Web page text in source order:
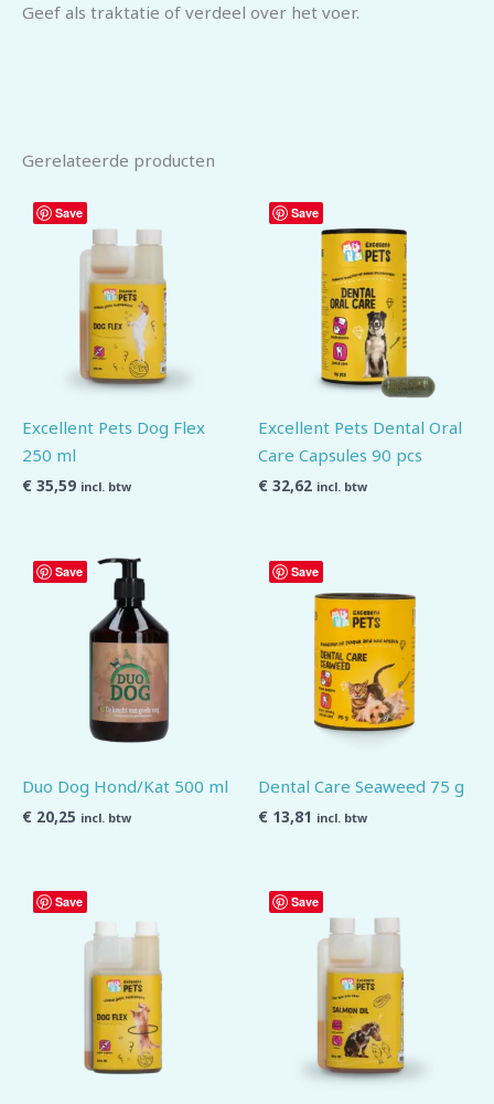
Geef als traktatie of verdeel over het voer.
Gerelateerde producten
Save
Excellent Pets Dog Flex
250 ml
€ 35,59 incl. btw
Save
Excellent Pets Dental Oral
Care Capsules 90 pcs
€ 32,62 incl. btw
Save
Duo Dog Hond/Kat 500 ml
€ 20,25 incl. btw
Save
Dental Care Seaweed 75 g
€ 13,81 incl. btw
Save Save